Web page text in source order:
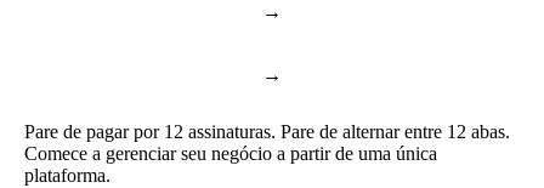
→
→
Pare de pagar por 12 assinaturas. Pare de alternar entre 12 abas.
Comece a gerenciar seu negócio a partir de uma única
plataforma.